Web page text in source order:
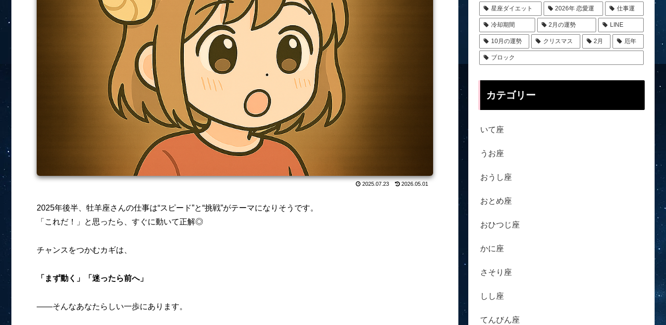
2025.07.23 2026.05.01
2025年後半、牡羊座さんの仕事は“スピード”と“挑戦”がテーマになりそうです。
「これだ！」と思ったら、すぐに動いて正解◎
チャンスをつかむカギは、
「まず動く」「迷ったら前へ」
――そんなあなたらしい一歩にあります。
星座ダイエット 2026年 恋愛運 仕事運
冷却期間 2月の運勢 LINE
10月の運勢 クリスマス 2月 厄年
ブロック
カテゴリー
いて座
うお座
おうし座
おとめ座
おひつじ座
かに座
さそり座
しし座
てんびん座